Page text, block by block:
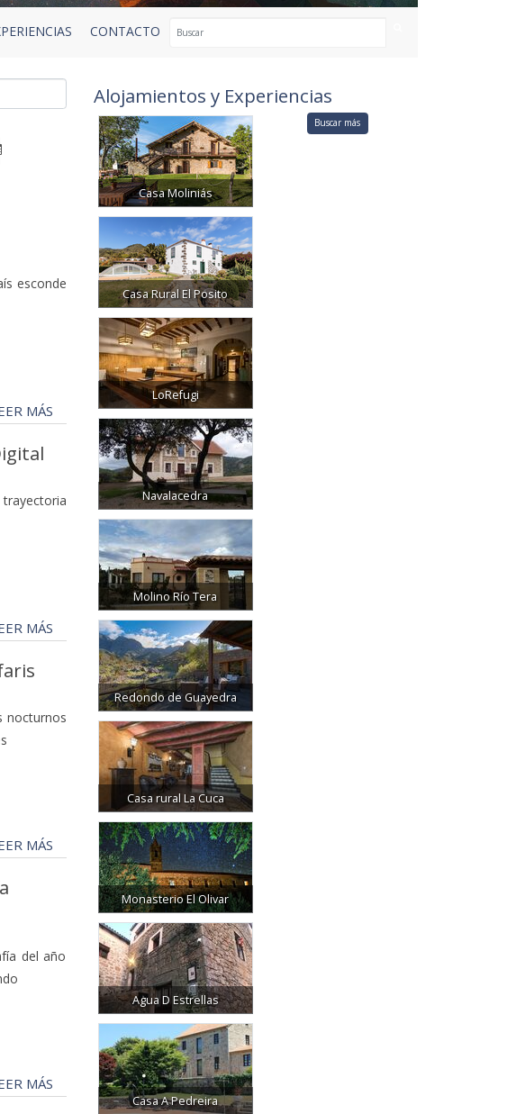
CONTACTO
esconde
MÁS
MÁS
nocturnos
MÁS
del año
MÁS
Alojamientos y Experiencias
Casa Moliniás
Casa Rural El Posito
LoRefugi
Navalacedra
Molino Río Tera
Redondo de Guayedra
Casa rural La Cuca
Monasterio El Olivar
Agua D Estrellas
Casa A Pedreira
Buscar más